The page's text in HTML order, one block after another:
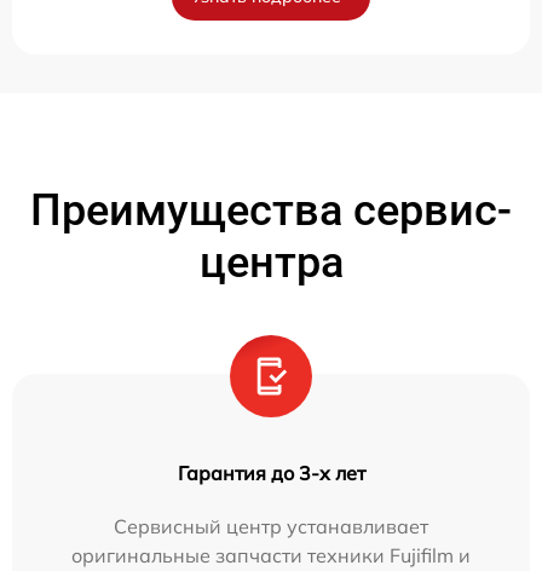
Преимущества сервис-
центра
Гарантия до 3-х лет
Сервисный центр устанавливает
оригинальные запчасти техники Fujifilm и